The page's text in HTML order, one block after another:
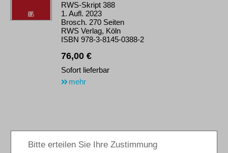
RWS-Skript 388
1. Aufl. 2023
Brosch. 270 Seiten
RWS Verlag, Köln
ISBN 978-3-8145-0388-2
76,00 €
Sofort lieferbar
mehr